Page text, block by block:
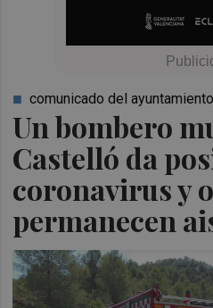
Un bombero
Castelló da
coronavirus y
permanecen
comunicado del ayuntamiento